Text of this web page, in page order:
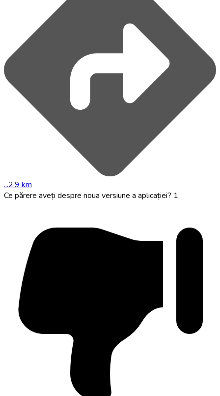
...2.9 km
Ce părere aveți despre noua versiune a aplicației? 1